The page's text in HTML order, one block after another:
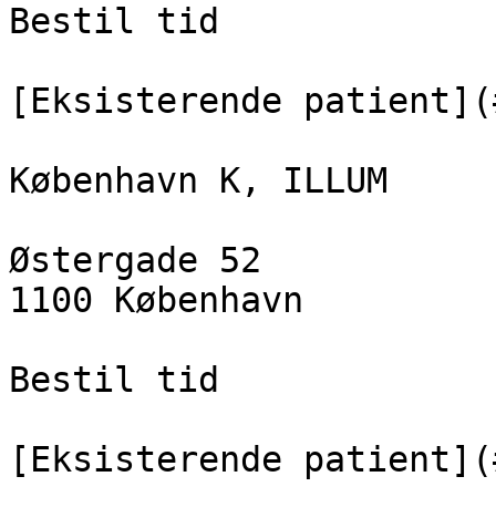
Bestil tid
[Eksisterende
København K, ILLUM
Østergade 52
1100 København
Bestil tid
[Eksisterende